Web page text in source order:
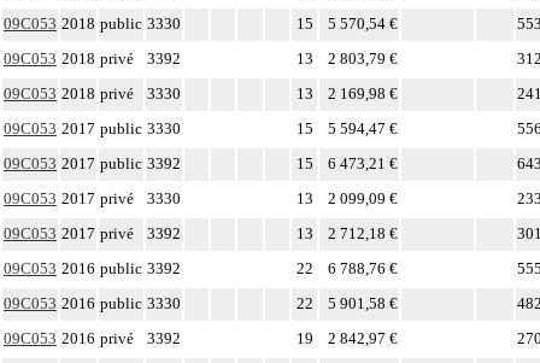
09C053 2018 public 3330 15 5 570,54 €
09C053 2018 privé 3392 13 2 803,79 €
09C053 2018 privé 3330 13 2 169,98 €
09C053 2017 public 3330 15 5 594,47 €
09C053 2017 public 3392 15 6 473,21 €
09C053 2017 privé 3330 13 2 099,09 €
09C053 2017 privé 3392 13 2 712,18 €
09C053 2016 public 3392 22 6 788,76 €
09C053 2016 public 3330 22 5 901,58 €
09C053 2016 privé 3392 19 2 842,97 €